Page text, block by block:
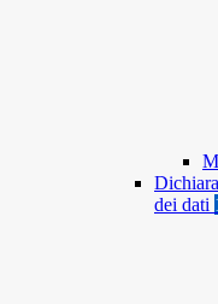
dei dati